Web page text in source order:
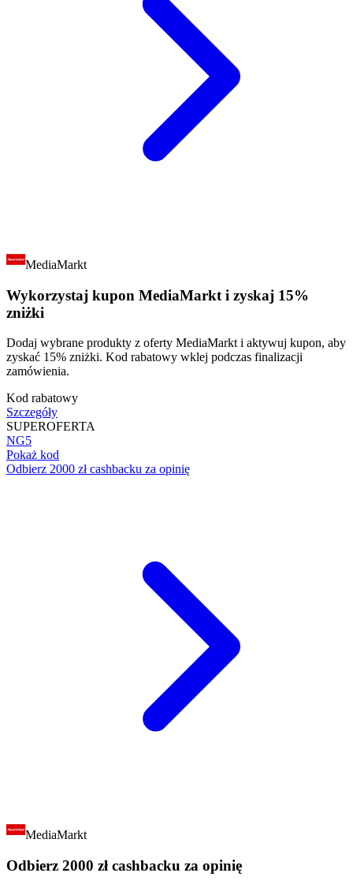
MediaMarkt
Wykorzystaj kupon MediaMarkt i zyskaj 15%
zniżki
Dodaj wybrane produkty z oferty MediaMarkt i aktywuj kupon, aby
zyskać 15% zniżki. Kod rabatowy wklej podczas finalizacji
zamówienia.
Kod rabatowy
Szczegóły
SUPEROFERTA
NG5
Pokaż kod
Odbierz 2000 zł cashbacku za opinię
MediaMarkt
Odbierz 2000 zł cashbacku za opinię